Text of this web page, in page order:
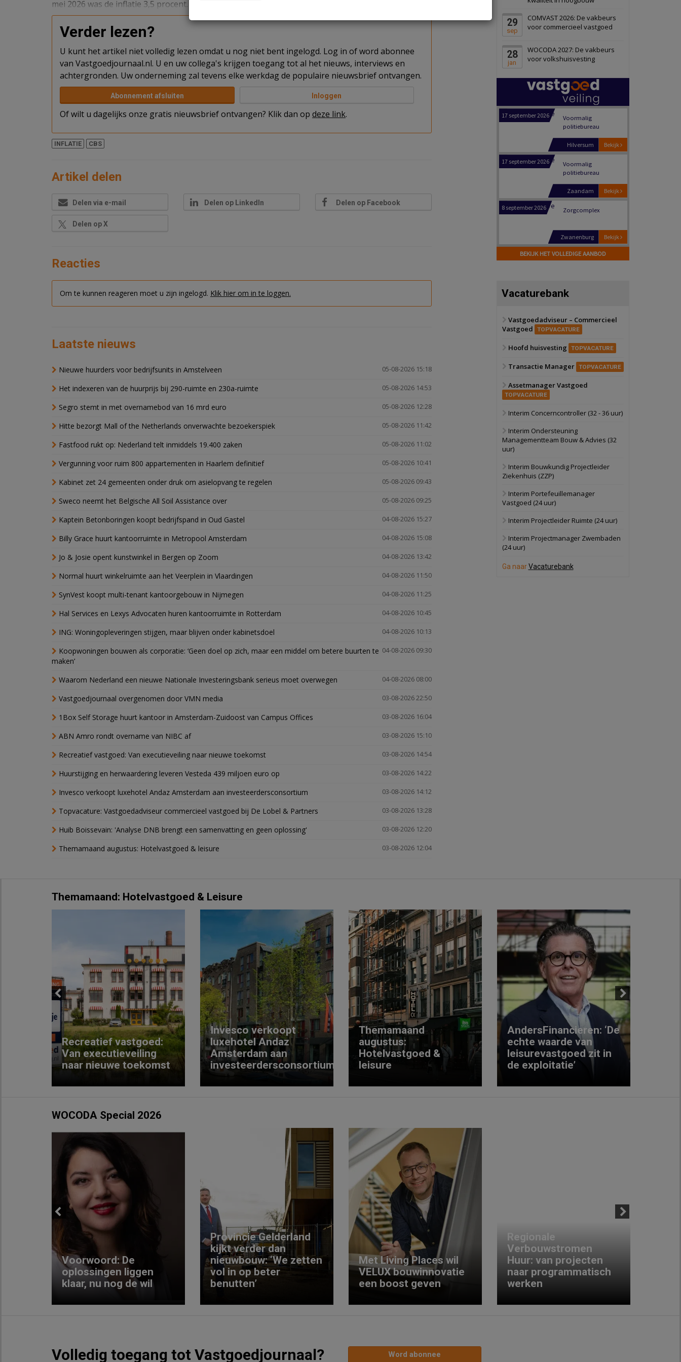
mei 2026 was de inflatie 3,5 procent.
Verder lezen?
U kunt het artikel niet volledig lezen omdat u nog niet bent ingelogd. Log in of word abonnee
van Vastgoedjournaal.nl. U en uw collega's krijgen toegang tot al het nieuws, interviews en
achtergronden. Uw onderneming zal tevens elke werkdag de populaire nieuwsbrief ontvangen.
Abonnement afsluiten Inloggen
Of wilt u dagelijks onze gratis nieuwsbrief ontvangen? Klik dan op deze link.
INFLATIE CBS
Artikel delen
Delen via e-mail Delen op LinkedIn Delen op Facebook
Delen op X
Reacties
Om te kunnen reageren moet u zijn ingelogd. Klik hier om in te loggen.
Laatste nieuws
05-08-2026 15:18
Nieuwe huurders voor bedrijfsunits in Amstelveen
05-08-2026 14:53
Het indexeren van de huurprijs bij 290-ruimte en 230a-ruimte
05-08-2026 12:28
Segro stemt in met overnamebod van 16 mrd euro
05-08-2026 11:42
Hitte bezorgt Mall of the Netherlands onverwachte bezoekerspiek
05-08-2026 11:02
Fastfood rukt op: Nederland telt inmiddels 19.400 zaken
05-08-2026 10:41
Vergunning voor ruim 800 appartementen in Haarlem definitief
05-08-2026 09:43
Kabinet zet 24 gemeenten onder druk om asielopvang te regelen
05-08-2026 09:25
Sweco neemt het Belgische All Soil Assistance over
04-08-2026 15:27
Kaptein Betonboringen koopt bedrijfspand in Oud Gastel
04-08-2026 15:08
Billy Grace huurt kantoorruimte in Metropool Amsterdam
04-08-2026 13:42
Jo & Josie opent kunstwinkel in Bergen op Zoom
04-08-2026 11:50
Normal huurt winkelruimte aan het Veerplein in Vlaardingen
04-08-2026 11:25
SynVest koopt multi-tenant kantoorgebouw in Nijmegen
04-08-2026 10:45
Hal Services en Lexys Advocaten huren kantoorruimte in Rotterdam
04-08-2026 10:13
ING: Woningopleveringen stijgen, maar blijven onder kabinetsdoel
04-08-2026 09:30
Koopwoningen bouwen als corporatie: ‘Geen doel op zich, maar een middel om betere buurten te
maken’
04-08-2026 08:00
Waarom Nederland een nieuwe Nationale Investeringsbank serieus moet overwegen
03-08-2026 22:50
Vastgoedjournaal overgenomen door VMN media
03-08-2026 16:04
1Box Self Storage huurt kantoor in Amsterdam-Zuidoost van Campus Offices
03-08-2026 15:10
ABN Amro rondt overname van NIBC af
03-08-2026 14:54
Recreatief vastgoed: Van executieveiling naar nieuwe toekomst
03-08-2026 14:22
Huurstijging en herwaardering leveren Vesteda 439 miljoen euro op
03-08-2026 14:12
Invesco verkoopt luxehotel Andaz Amsterdam aan investeerdersconsortium
03-08-2026 13:28
Topvacature: Vastgoedadviseur commercieel vastgoed bij De Lobel & Partners
03-08-2026 12:20
Huib Boissevain: 'Analyse DNB brengt een samenvatting en geen oplossing'
03-08-2026 12:04
Themamaand augustus: Hotelvastgoed & leisure
29
sep
COMVAST 2026: De vakbeurs
voor commercieel vastgoed
28
jan
WOCODA 2027: De vakbeurs
voor volkshuisvesting
17 september 2026
Voormalig
Bekijk
Dordrecht
17 september 2026
politiebureau
Hilversum
17 september 2026
Voormalig
politiebureau
Bekijk
Zaandam
8 september 2026 Zorgcomplex
Bekijk
Zwanenburg
6 oktober 2026 Transformatieobject
Bekijk
Schiedam
22 september 2026 Attractiepark
Schuinesloot
27 augustus 2026 Binnenvaartschip
17 september 2026
17 september 2026
Voormalig
Bekijk
Hilversum
politiebureau
BEKIJK HET VOLLEDIGE AANBOD
Vacaturebank
Vastgoedadviseur – Commercieel
Vastgoed
TOPVACATURE
Hoofd huisvesting TOPVACATURE
Transactie Manager TOPVACATURE
Assetmanager Vastgoed
TOPVACATURE
Interim Concerncontroller (32 - 36 uur)
Interim Ondersteuning
Managementteam Bouw & Advies (32
uur)
Interim Bouwkundig Projectleider
Ziekenhuis (ZZP)
Interim Portefeuillemanager
Vastgoed (24 uur)
Interim Projectleider Ruimte (24 uur)
Interim Projectmanager Zwembaden
(24 uur)
Ga naarVacaturebank
Themamaand: Hotelvastgoed & Leisure
Previous
Recreatief vastgoed:
Van executieveiling
naar nieuwe toekomst
Invesco verkoopt
luxehotel Andaz
Amsterdam aan
investeerdersconsortium
Themamaand
augustus:
Hotelvastgoed &
leisure
AndersFinancieren: ‘De
echte waarde van
leisurevastgoed zit in
de exploitatie’
Next
WOCODA Special 2026
Previous
Voorwoord: De
oplossingen liggen
klaar, nu nog de wil
Provincie Gelderland
kijkt verder dan
nieuwbouw: ‘We zetten
vol in op beter
benutten’
Met Living Places wil
VELUX bouwinnovatie
een boost geven
Regionale
Verbouwstromen
Huur: van projecten
naar programmatisch
werken
Volledig toegang tot Vastgoedjournaal? Word abonnee